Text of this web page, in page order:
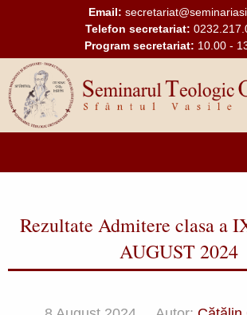
Mergi la conţinutul principal
Email:
Telefon secretariat:
Program secretariat: 10.00 -
Main
Rezultate Admitere clasa a
AUGUST 2024